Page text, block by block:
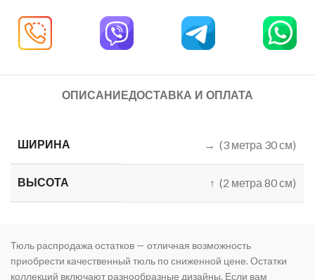
ОПИСАНИЕДОСТАВКА И ОПЛАТА
ШИРИНА → (3 метра 30 см)
ВЫСОТА ↑ (2 метра 80 см)
Тюль распродажа остатков — отличная возможность
приобрести качественный тюль по сниженной цене. Остатки
коллекций включают разнообразные дизайны. Если вам